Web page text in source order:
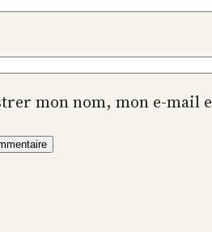
mon nom, mon e-mail